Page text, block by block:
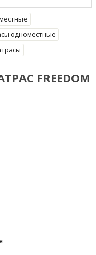
одноместные
FREEDOM